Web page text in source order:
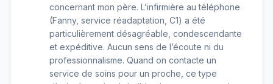
concernant mon père. L’infirmière au téléphone
(Fanny, service réadaptation, C1) a été
particulièrement désagréable, condescendante
et expéditive. Aucun sens de l’écoute ni du
professionnalisme. Quand on contacte un
service de soins pour un proche, ce type